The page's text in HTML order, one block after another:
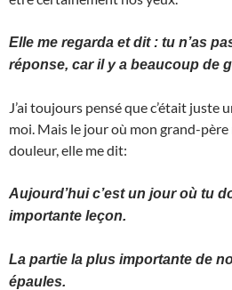
Elle me regarda et dit : tu n’as
réponse, car il y a beaucoup de
J’ai toujours pensé que c’était juste
moi. Mais le jour où mon grand-
douleur, elle me dit:
Aujourd’hui c’est un jour où tu
importante leçon.
La partie la plus importante de
épaules.